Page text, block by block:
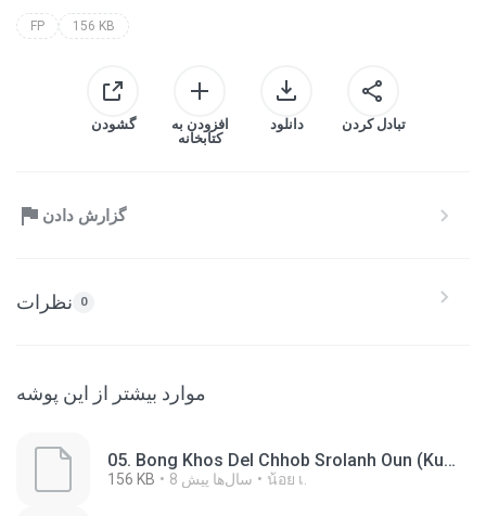
FP 156 KB
گشودن
افزودن به
کتابخانه
دانلود تبادل کردن
گزارش دادن
نظرات 0
موارد بیشتر از این پوشه
05. Bong Khos Del Chhob Srolanh Oun (Kuma).fp
156 KB 8 سال‌ها پیش น้อย เ.